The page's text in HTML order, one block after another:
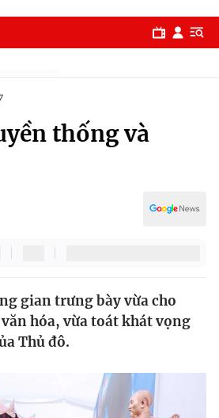
thống và
gian trưng bày vừa cho
hóa, vừa toát khát vọng
Thủ đô.